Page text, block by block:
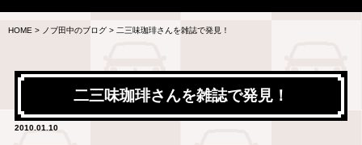
HOME > ノブ田中のブログ > 二三味珈琲さんを雑誌で発見！
二三味珈琲さんを雑誌で発見！
2010.01.10